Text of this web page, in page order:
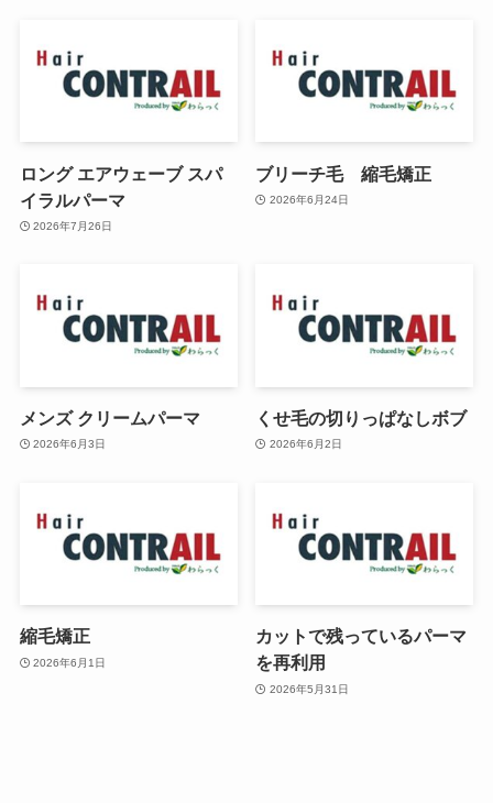
ロング エアウェーブ スパ
イラルパーマ
2026年7月26日
ブリーチ毛 縮毛矯正
2026年6月24日
メンズ クリームパーマ
2026年6月3日
くせ毛の切りっぱなしボブ
2026年6月2日
縮毛矯正
2026年6月1日
カットで残っているパーマ
を再利用
2026年5月31日